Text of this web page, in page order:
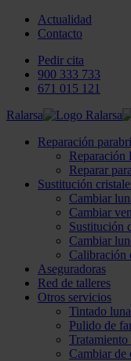
Actualidad
Contacto
Pedir cita
900 333 733
671 015 121
Ralarsa
Reparación
Reparación
Reparar
Sustitución
Cambiar
Cambiar
Sustitución
Cambiar
Calibración
Aseguradoras
Red de talleres
Otros servicios
Tintado
Pulido de
Cambiar de